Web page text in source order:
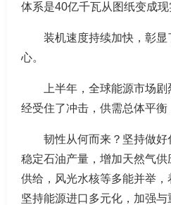
体系是40亿千瓦从图纸变成现
装机速度持续加快，彰
心。
上半年，全球能源市场
经受住了冲击，供需总体平衡
韧性从何而来？坚持做好
稳定石油产量，增加天然气
供给，风光水核等多能并举，
坚持能源进口多元化，加强